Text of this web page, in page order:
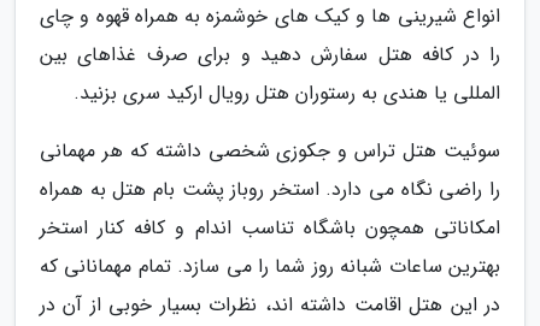
انواع شیرینی ها و کیک های خوشمزه به همراه قهوه و چای
را در کافه هتل سفارش دهید و برای صرف غذاهای بین
المللی یا هندی به رستوران هتل رویال ارکید سری بزنید.
سوئیت هتل تراس و جکوزی شخصی داشته که هر مهمانی
را راضی نگاه می دارد. استخر روباز پشت بام هتل به همراه
امکاناتی همچون باشگاه تناسب اندام و کافه کنار استخر
بهترین ساعات شبانه روز شما را می سازد. تمام مهمانانی که
در این هتل اقامت داشته اند، نظرات بسیار خوبی از آن در